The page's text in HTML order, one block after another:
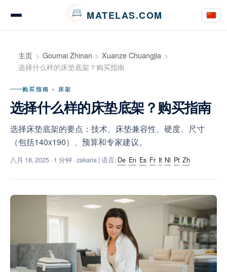
MATELAS.COM
床垫测评与意见
床上用品测评
购买指南
主页 Goumai Zhinan
Xuanze Chuangjia
选择什么样的床垫底架？购买指南
购买指南 • 床架
选择什么样的床垫底架？购买指南
选择床垫底架的要点：技术、床垫兼容性、硬度、尺寸
（包括140x190）、预算和专家建议。
八月 18, 2025 · 1 分钟 · zakaria | 语言: De En Es Fr It Nl Pt Zh